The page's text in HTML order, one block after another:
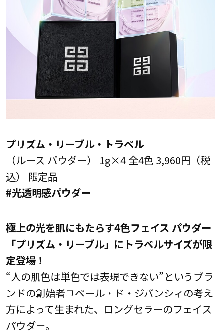
プリズム・リーブル・トラベル
（ルース パウダー） 1g×4 全4色 3,960円（税
込） 限定品
#光透明感パウダー
極上の光を肌にもたらす4色フェイス パウダー
「プリズム・リーブル」にトラベルサイズが限
定登場！
“人の肌色は単色では表現できない”というブラ
ンドの創始者ユベール・ド・ジバンシィの考え
方によって生まれた、ロングセラーのフェイス
パウダー。